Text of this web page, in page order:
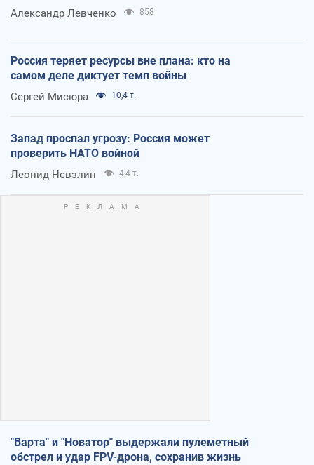
Александр Левченко 858
Россия теряет ресурсы вне плана: кто на
самом деле диктует темп войны
Сергей Мисюра 10,4 т.
Запад проспал угрозу: Россия может
проверить НАТО войной
Леонид Невзлин 4,4 т.
"Варта" и "Новатор" выдержали пулеметный
обстрел и удар FPV-дрона, сохранив жизнь